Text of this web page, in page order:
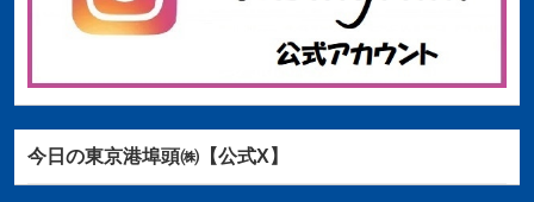
今日の東京港埠頭㈱【公式X】